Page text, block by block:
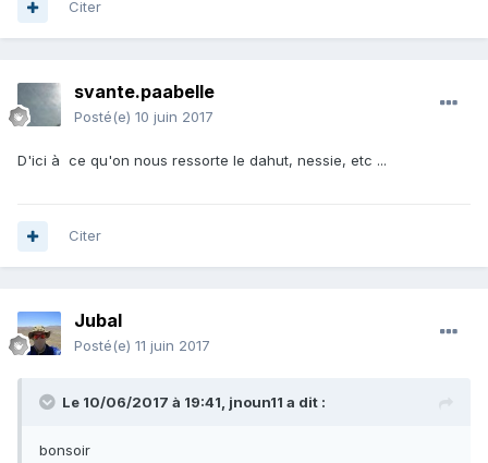
Citer
svante.paabelle
Posté(e) 10 juin 2017
D'ici à ce qu'on nous ressorte le dahut, nessie, etc ...
Citer
Jubal
Posté(e) 11 juin 2017
Le 10/06/2017 à 19:41, jnoun11 a dit :
bonsoir